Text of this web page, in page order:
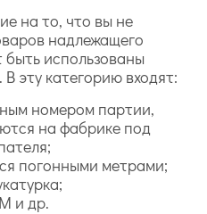
на то, что вы не
надлежащего
быть использованы
эту категорию входят:
номером партии,
на фабрике под
погонными метрами;
и др.